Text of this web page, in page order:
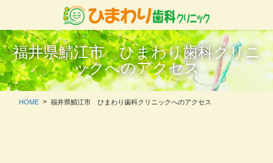
テ
ン
ツ
に
移
ゲ
ー
シ
ョ
ン
福井県鯖江市 ひまわり歯科クリニ
ックへのアクセス
HOME 福井県鯖江市 ひまわり歯科クリニックへのアクセス